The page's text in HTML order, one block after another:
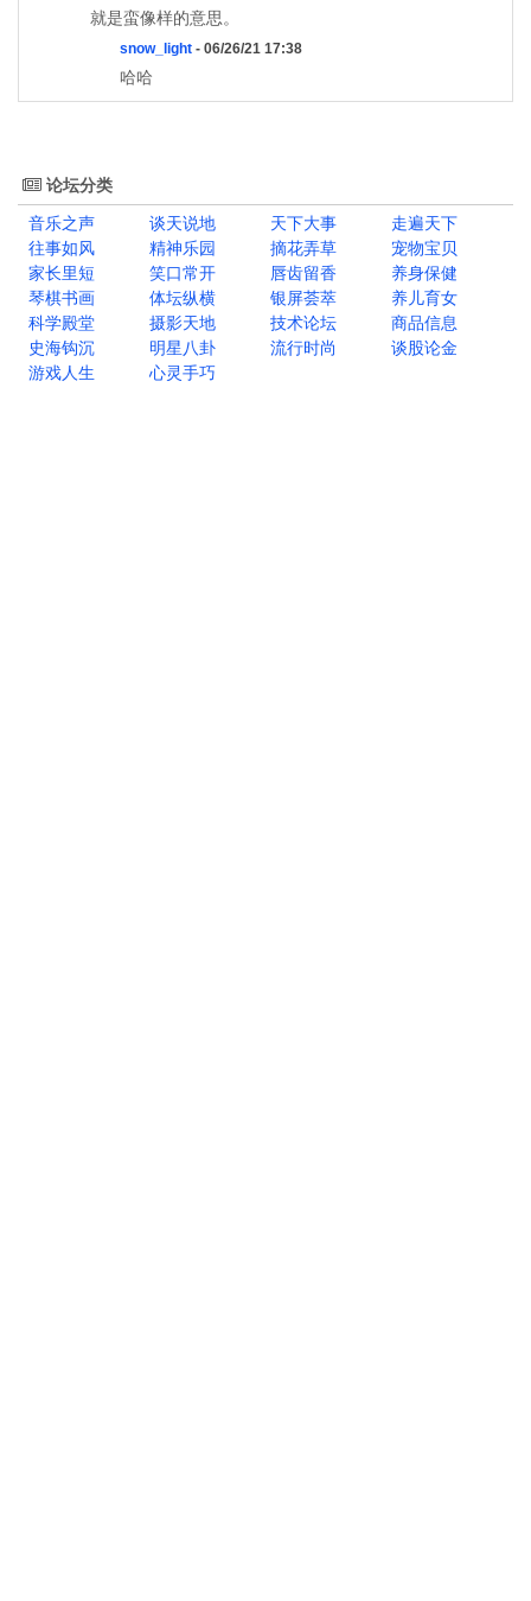
就是蛮像样的意思。
snow_light - 06/26/21 17:38
哈哈
论坛分类
音乐之声
谈天说地 天下大事
走遍天下
往事如风
精神乐园 摘花弄草
宠物宝贝
家长里短
笑口常开 唇齿留香
养身保健
琴棋书画
体坛纵横 银屏荟萃
养儿育女
科学殿堂
摄影天地 技术论坛
商品信息
史海钩沉
明星八卦 流行时尚
谈股论金
游戏人生
心灵手巧